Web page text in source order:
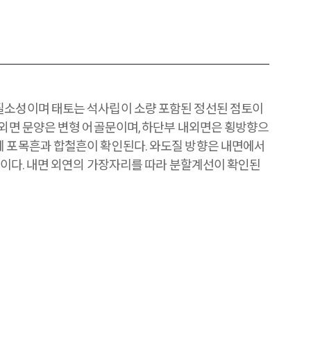
성이며 태토는 석사립이 소량 포함된 정선된 점토이
면 문양은 변형 어골문이며, 하단부 내외면은 횡방향으
포목흔과 합철흔이 확인된다. 와도질 방향은 내면에서
다. 내면 외연의 가장자리를 따라 분할계선이 확인된